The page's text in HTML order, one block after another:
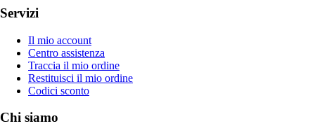
Servizi
Il mio account
Centro assistenza
Traccia il mio ordine
Restituisci il mio ordine
Codici sconto
Chi siamo